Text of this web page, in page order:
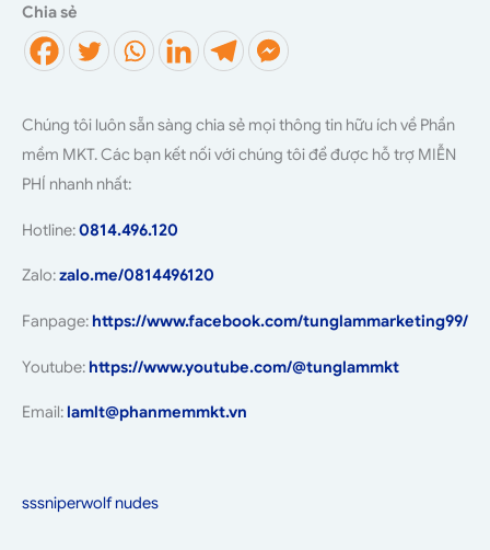
Chia sẻ
Chúng tôi luôn sẵn sàng chia sẻ mọi thông tin hữu ích về Phần
mềm MKT. Các bạn kết nối với chúng tôi để được hỗ trợ MIỄN
PHÍ nhanh nhất:
Hotline:0814.496.120
Zalo:zalo.me/0814496120
Fanpage: https://www.facebook.com/tunglammarketing99/
Youtube: https://www.youtube.com/@tunglammkt
Email: lamlt@phanmemmkt.vn
sssniperwolf nudes